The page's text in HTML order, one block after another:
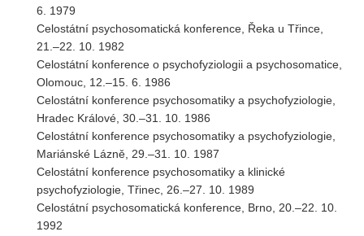
6. 1979
Celostátní psychosomatická konference, Řeka u Třince,
21.–22. 10. 1982
Celostátní konference o psychofyziologii a psychosomatice,
Olomouc, 12.–15. 6. 1986
Celostátní konference psychosomatiky a psychofyziologie,
Hradec Králové, 30.–31. 10. 1986
Celostátní konference psychosomatiky a psychofyziologie,
Mariánské Lázně, 29.–31. 10. 1987
Celostátní konference psychosomatiky a klinické
psychofyziologie, Třinec, 26.–27. 10. 1989
Celostátní psychosomatická konference, Brno, 20.–22. 10.
1992